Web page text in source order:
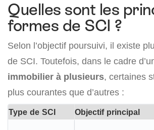
Quelles sont les
formes de SCI ?
Selon l’objectif poursuivi, il existe
de SCI. Toutefois, dans le cadre
immobilier à plusieurs, certaines
plus courantes que d’autres :
Type de SCI Objectif principal